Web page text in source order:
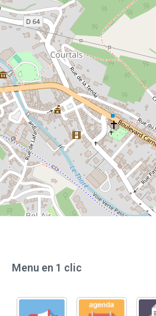
Menu en 1 clic